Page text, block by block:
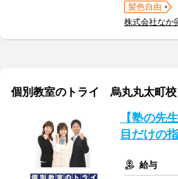
髪色自由
株式会社なか
個別教室のトライ 烏丸丸太町校
【塾の先
目だけの
給与